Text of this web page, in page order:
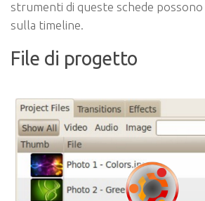
strumenti di queste schede
sulla timeline.
File di progetto